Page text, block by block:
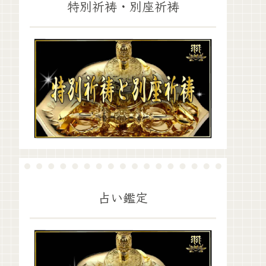
特別祈祷・別座祈祷
占い鑑定